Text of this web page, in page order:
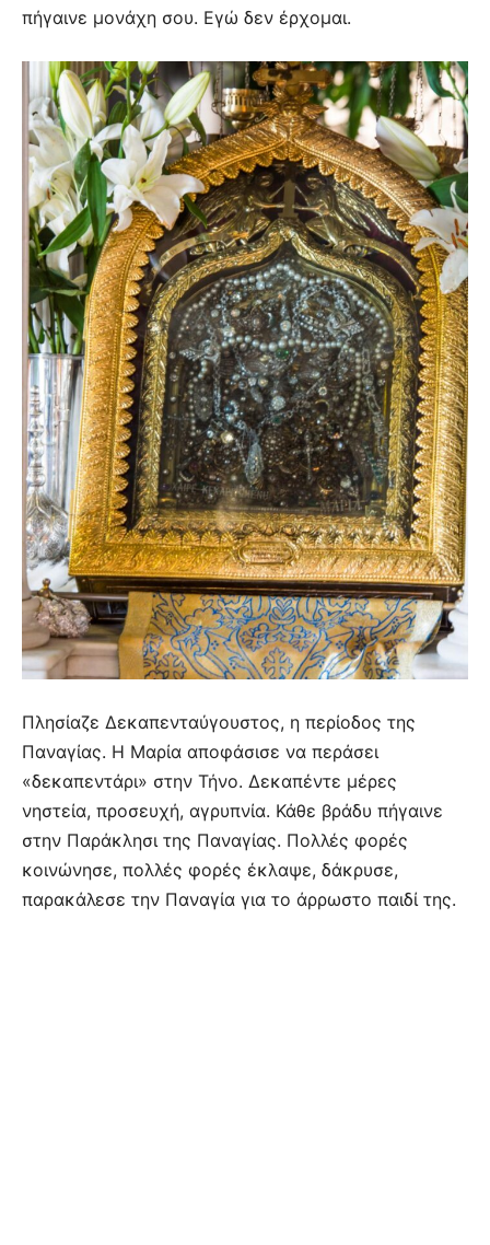
πήγαινε μονάχη σου. Εγώ δεν έρχομαι.
Πλησίαζε Δεκαπενταύγουστος, η περίοδος της
Παναγίας. Η Μαρία αποφάσισε να περάσει
«δεκαπεντάρι» στην Τήνο. Δεκαπέντε μέρες
νηστεία, προσευχή, αγρυπνία. Κάθε βράδυ πήγαινε
στην Παράκλησι της Παναγίας. Πολλές φορές
κοινώνησε, πολλές φορές έκλαψε, δάκρυσε,
παρακάλεσε την Παναγία για το άρρωστο παιδί της.